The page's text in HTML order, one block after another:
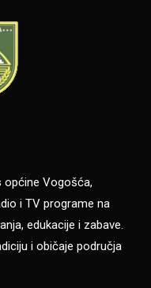
općine Vogošća,
i TV programe na
edukacije i zabave.
i običaje područja